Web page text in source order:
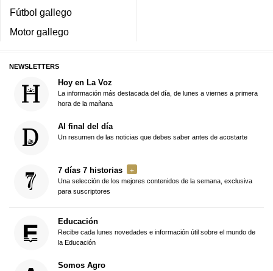
Fútbol gallego
Motor gallego
NEWSLETTERS
Hoy en La Voz
La información más destacada del día, de lunes a viernes a primera
hora de la mañana
Al final del día
Un resumen de las noticias que debes saber antes de acostarte
7 días 7 historias
Una selección de los mejores contenidos de la semana, exclusiva
para suscriptores
Educación
Recibe cada lunes novedades e información útil sobre el mundo de
la Educación
Somos Agro